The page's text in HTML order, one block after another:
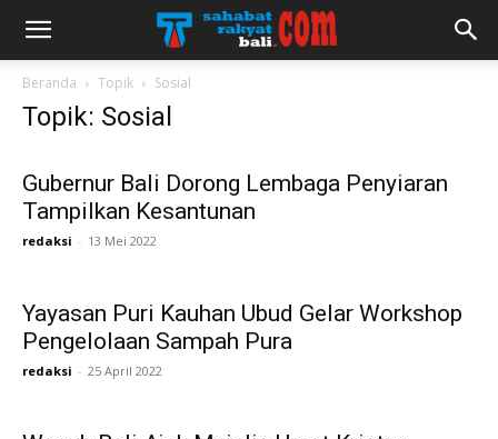
Beranda Topik Sosial
Topik: Sosial
Gubernur Bali Dorong Lembaga Penyiaran
Tampilkan Kesantunan
redaksi - 13 Mei 2022
Yayasan Puri Kauhan Ubud Gelar Workshop
Pengelolaan Sampah Pura
redaksi - 25 April 2022